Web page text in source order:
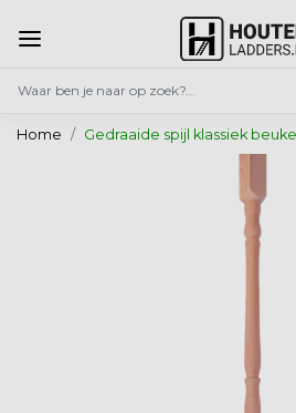
Home Gedraaide spijl klassiek